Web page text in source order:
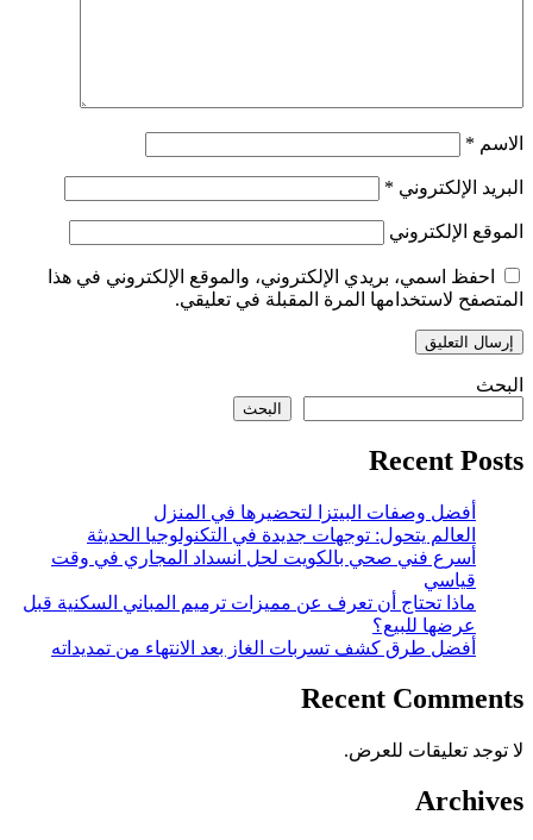
الاسم *
البريد الإلكتروني *
الموقع الإلكتروني
احفظ اسمي، بريدي الإلكتروني، والموقع الإلكتروني في هذا
المتصفح لاستخدامها المرة المقبلة في تعليقي.
البحث
البحث
Recent Posts
أفضل وصفات البيتزا لتحضيرها في المنزل
العالم يتحول: توجهات جديدة في التكنولوجيا الحديثة
أسرع فني صحي بالكويت لحل انسداد المجاري في وقت
قياسي
ماذا تحتاج أن تعرف عن مميزات ترميم المباني السكنية قبل
عرضها للبيع؟
أفضل طرق كشف تسربات الغاز بعد الانتهاء من تمديداته
Recent Comments
لا توجد تعليقات للعرض.
Archives